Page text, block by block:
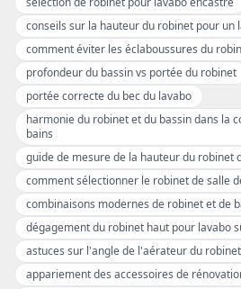
conseils sur la hauteur du robinet pour un
comment éviter les éclaboussures du
profondeur du bassin vs portée du robinet
portée correcte du bec du lavabo
harmonie du robinet et du bassin dans la
bains
guide de mesure de la hauteur du robinet
comment sélectionner le robinet de salle
combinaisons modernes de robinet et de
dégagement du robinet haut pour lavabo
astuces sur l'angle de l'aérateur du
appariement des accessoires de